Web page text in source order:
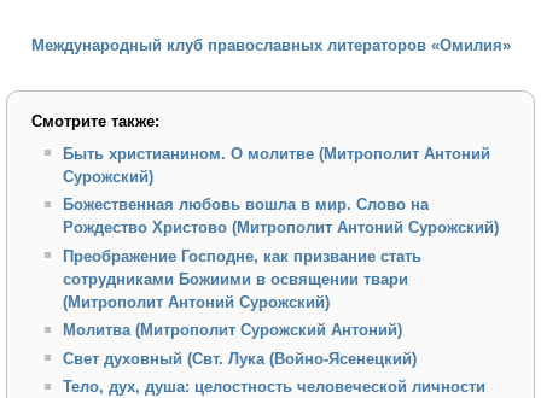
Международный клуб православных литераторов «Омилия»
Смотрите также:
Быть христианином. О молитве (Митрополит Антоний
Сурожский)
Божественная любовь вошла в мир. Слово на
Рождество Христово (Митрополит Антоний Сурожский)
Преображение Господне, как призвание стать
сотрудниками Божиими в освящении твари
(Митрополит Антоний Сурожский)
Молитва (Митрополит Сурожский Антоний)
Свет духовный (Свт. Лука (Войно-Ясенецкий)
Тело, дух, душа: целостность человеческой личности